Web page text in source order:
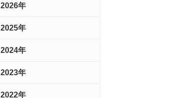
2026年
2025年
2024年
2023年
2022年